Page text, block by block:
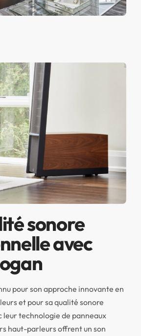
sonore
avec
pour son approche innovante en
et pour sa qualité sonore
technologie de panneaux
haut-parleurs offrent un son